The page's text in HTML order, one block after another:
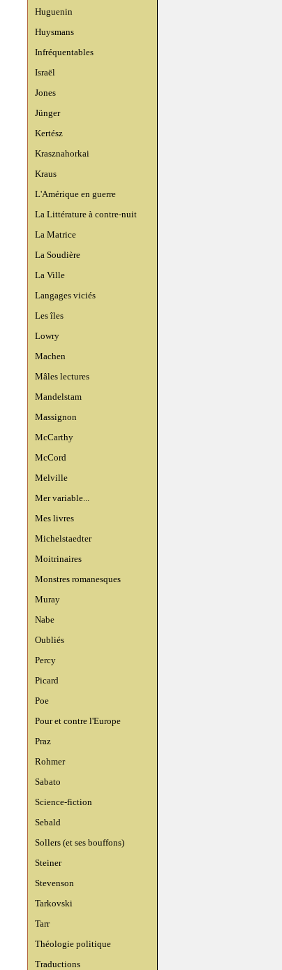
Huguenin
Huysmans
Infréquentables
Israël
Jones
Jünger
Kertész
Krasznahorkai
Kraus
L'Amérique en guerre
La Littérature à contre-nuit
La Matrice
La Soudière
La Ville
Langages viciés
Les îles
Lowry
Machen
Mâles lectures
Mandelstam
Massignon
McCarthy
McCord
Melville
Mer variable...
Mes livres
Michelstaedter
Moitrinaires
Monstres romanesques
Muray
Nabe
Oubliés
Percy
Picard
Poe
Pour et contre l'Europe
Praz
Rohmer
Sabato
Science-fiction
Sebald
Sollers (et ses bouffons)
Steiner
Stevenson
Tarkovski
Tarr
Théologie politique
Traductions